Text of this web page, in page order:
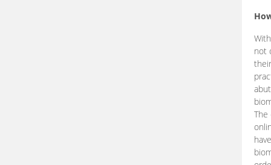
not
The